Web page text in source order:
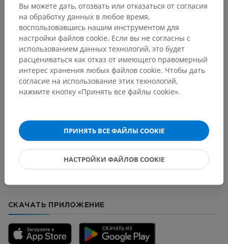
Основные структуры:Нет анатомических терминов,
относящихся к этой части тела
Переводы
Не стесняйтесь предложить поправку, свою версию
Сообщить об ошибке
СКАЧАТЬ ПРИЛОЖЕНИЕ
Вы можете дать, отозвать или отказаться от согласия
на обработку данных в любое время,
воспользовавшись нашим инструментом для
настройки файлов cookie. Если вы не согласны с
использованием данных технологий, это будет
расцениваться как отказ от имеющего правомерный
интерес хранения любых файлов cookie. Чтобы дать
согласие на использование этих технологий,
нажмите кнопку «Принять все файлы cookie».
ПРИНЯТЬ ВСЕ ФАЙЛЫ COOKIE
НАСТРОЙКИ ФАЙЛОВ COOKIE